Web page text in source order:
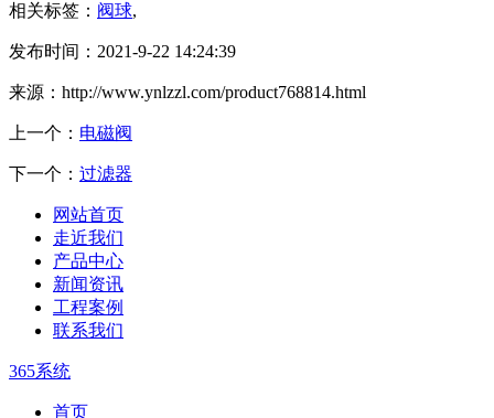
相关标签： 阀球,
发布时间：2021-9-22 14:24:39
来源：http://www.ynlzzl.com/product768814.html
上一个： 电磁阀
下一个： 过滤器
网站首页
走近我们
产品中心
新闻资讯
工程案例
联系我们
365系统
首页